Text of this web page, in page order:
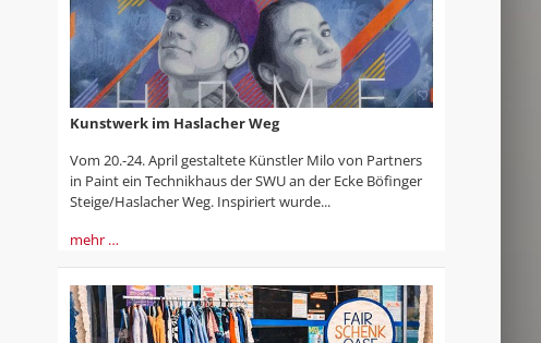
Kunstwerk im Haslacher Weg
Vom 20.-24. April gestaltete Künstler Milo von Partners
in Paint ein Technikhaus der SWU an der Ecke Böfinger
Steige/Haslacher Weg. Inspiriert wurde...
mehr …